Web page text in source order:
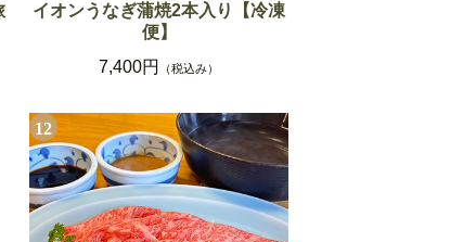
イオンうなぎ蒲焼2本入り【冷凍
便】
7,400円
（税込み）
12